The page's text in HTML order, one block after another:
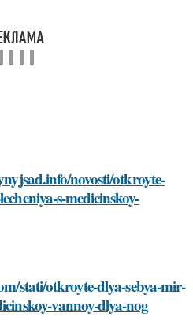
novosti/otkroyte-
s-medicinskoy-
stati/otkroyte-dlya-sebya-mir-
vannoy-dlya-nog